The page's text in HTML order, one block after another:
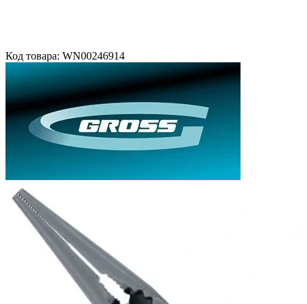
Код товара: WN00246914